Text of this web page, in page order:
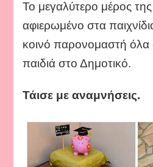
Το μεγαλύτερο μέρος
αφιερωμένο στα
κοινό παρονομαστή όλα
παιδιά στο Δημοτικό.
Τάισε με αναμνήσεις.